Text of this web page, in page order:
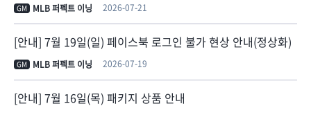
GM MLB 퍼펙트 이닝 2026-07-21
[안내] 7월 19일(일) 페이스북 로그인 불가 현상 안내(정상화)
GM MLB 퍼펙트 이닝 2026-07-19
[안내] 7월 16일(목) 패키지 상품 안내